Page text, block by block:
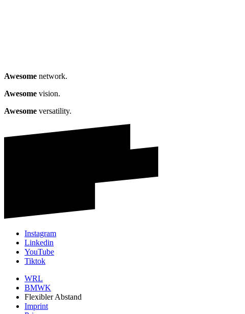
Awesome network.
Awesome vision.
Awesome versatility.
Instagram
Linkedin
YouTube
Tiktok
WRL
BMWK
Flexibler Abstand
Imprint